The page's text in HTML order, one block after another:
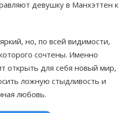
девушку в Манхэттен к
но, по всей видимости,
сочтены. Именно
открыть для себя новый мир,
ложную стыдливость и
любовь.